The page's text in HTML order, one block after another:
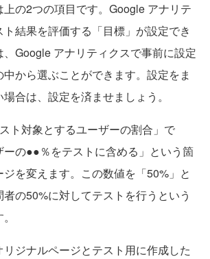
の2つの項目です。Google アナリテ
ト結果を評価する「目標」が設定でき
、Google アナリティクスで事前に設定
から選ぶことができます。設定をま
合は、設定を済ませましょう。
ト対象とするユーザーの割合」で
の●●％をテストに含める」という箇
を変えます。この数値を「50%」と
の50%に対してテストを行うという
ジナルページとテスト用に作成した